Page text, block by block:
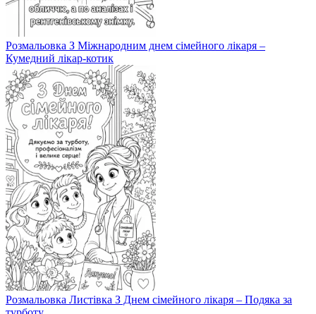
Розмальовка З Міжнародним днем сімейного лікаря –
Кумедний лікар-котик
Розмальовка Листівка З Днем сімейного лікаря – Подяка за